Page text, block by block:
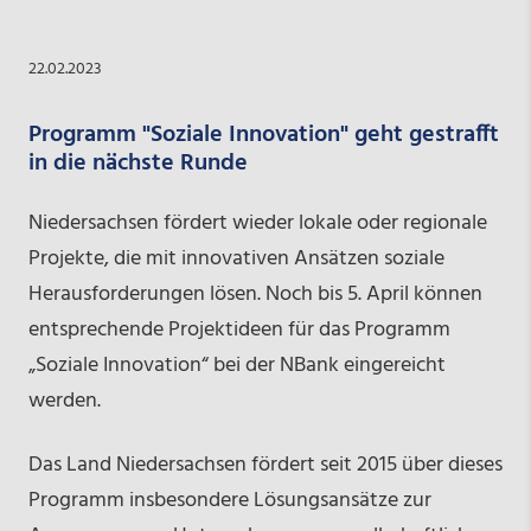
22.02.2023
Programm "Soziale Innovation" geht gestrafft
in die nächste Runde
Niedersachsen fördert wieder lokale oder regionale
Projekte, die mit innovativen Ansätzen soziale
Herausforderungen lösen. Noch bis 5. April können
entsprechende Projektideen für das Programm
„Soziale Innovation“ bei der NBank eingereicht
werden.
Das Land Niedersachsen fördert seit 2015 über dieses
Programm insbesondere Lösungsansätze zur